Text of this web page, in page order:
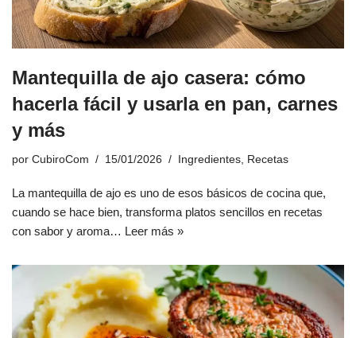
Mantequilla de ajo casera: cómo
hacerla fácil y usarla en pan, carnes
y más
por CubiroCom 15/01/2026 Ingredientes, Recetas
La mantequilla de ajo es uno de esos básicos de cocina que,
cuando se hace bien, transforma platos sencillos en recetas
con sabor y aroma… Leer más »